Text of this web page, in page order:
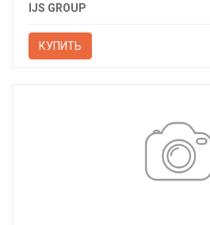
IJS GROUP
КУПИТЬ